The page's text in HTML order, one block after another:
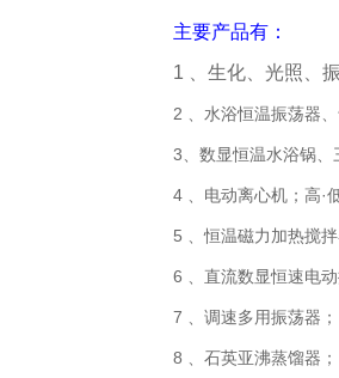
主要产品有：
1 、生化、光照、
2 、水浴恒温振荡器
3、数显恒温水浴锅、
4 、电动离心机；高·
5 、恒温磁力加热搅拌
6 、直流数显恒速电动
7 、调速多用振荡器；
8 、石英亚沸蒸馏器；